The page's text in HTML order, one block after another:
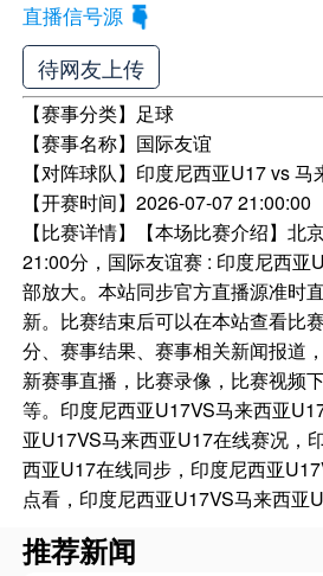
直播信号源
待网友上传
【赛事分类】 足球
【赛事名称】 国际友谊
【对阵球队】 印度尼西亚U17 vs 马
【开赛时间】2026-07-07 21:00:00
【比赛详情】
【本场比赛介绍】北
21:00分，国际友谊赛 : 印度尼西亚
部放大。本站同步官方直播源准时
新。比赛结束后可以在本站查看比
分、赛事结果、赛事相关新闻报道
新赛事直播，比赛录像，比赛视频
等。印度尼西亚U17VS马来西亚
亚U17VS马来西亚U17在线赛况，
西亚U17在线同步，印度尼西亚
点看，印度尼西亚U17VS马来西亚
推荐新闻